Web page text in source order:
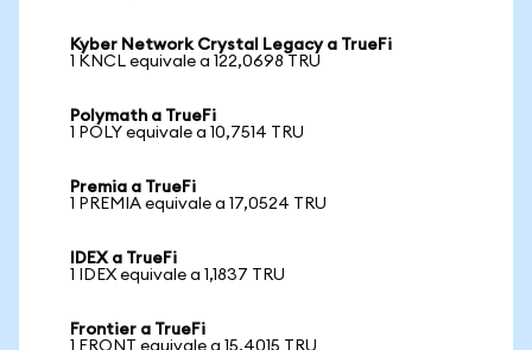
Kyber Network Crystal Legacy a TrueFi
1 KNCL equivale a 122,0698 TRU
Polymath a TrueFi
1 POLY equivale a 10,7514 TRU
Premia a TrueFi
1 PREMIA equivale a 17,0524 TRU
IDEX a TrueFi
1 IDEX equivale a 1,1837 TRU
Frontier a TrueFi
1 FRONT equivale a 15,4015 TRU